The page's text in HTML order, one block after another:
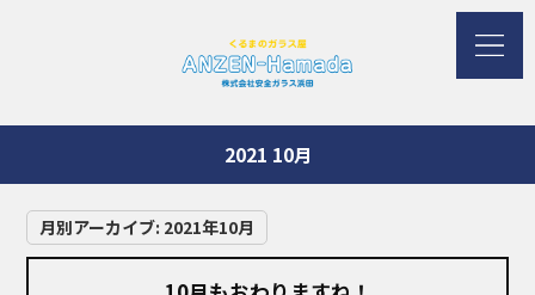
2021 10月
月別アーカイブ: 2021年10月